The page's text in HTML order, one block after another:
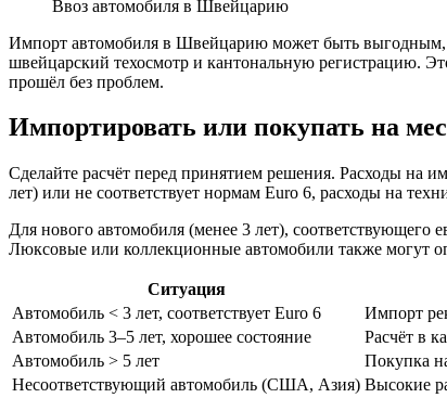
Ввоз автомобиля в Швейцарию
Импорт автомобиля в Швейцарию может быть выгодным,
швейцарский техосмотр и кантональную регистрацию.
прошёл без проблем.
Импортировать или покупать на
Сделайте расчёт перед принятием решения. Расходы на
лет) или не соответствует нормам Euro 6, расходы на
Для нового автомобиля (менее 3 лет),
Люксовые или коллекционные автомобили также могут
Ситуация
Автомобиль < 3 лет, соответствует Euro 6
Импорт
Автомобиль 3–5 лет, хорошее состояние
Расчёт в
Автомобиль > 5 лет
Покупка
Несоответствующий автомобиль (США, Азия) Высокие